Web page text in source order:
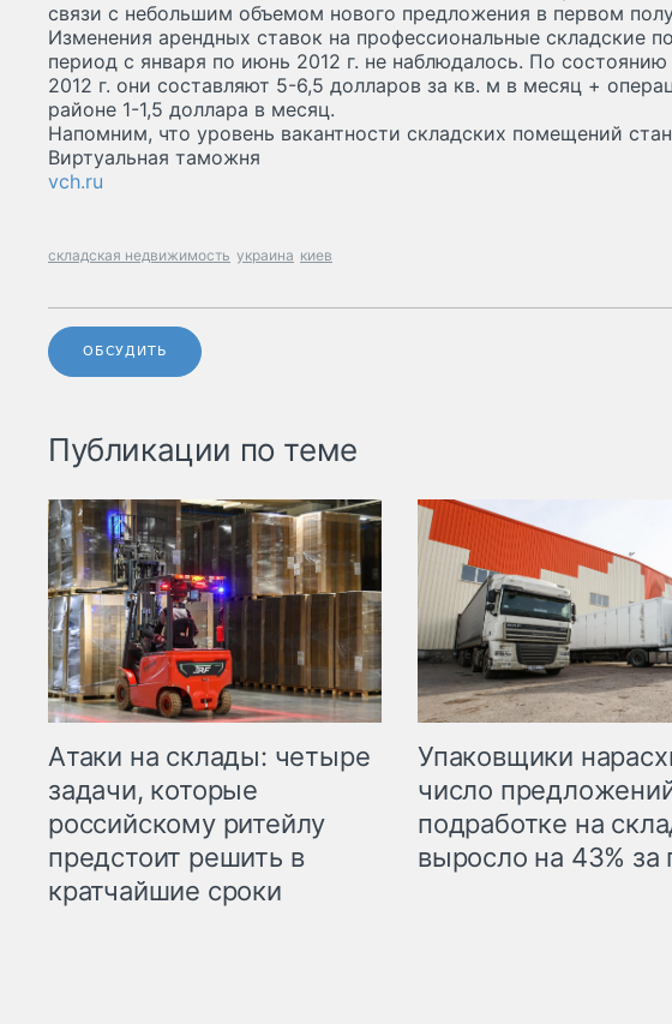
связи с небольшим объемом нового предложения в первом
Изменения арендных ставок на профессиональные складские
период с января по июнь 2012 г. не наблюдалось. По
2012 г. они составляют 5-6,5 долларов за кв. м в месяц +
районе 1-1,5 доллара в месяц.
Напомним, что уровень вакантности складских помещений
Виртуальная таможня
vch.ru
складская недвижимость украина киев
ОБСУДИТЬ
Публикации по теме
Атаки на склады: четыре
задачи, которые
российскому ритейлу
предстоит решить в
кратчайшие сроки
Упаковщики
число
подработке на
выросло на 43% за